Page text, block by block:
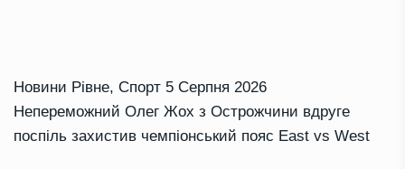
Новини Рівне, Спорт 5 Серпня 2026
Непереможний Олег Жох з Острожчини вдруге
поспіль захистив чемпіонський пояс East vs West